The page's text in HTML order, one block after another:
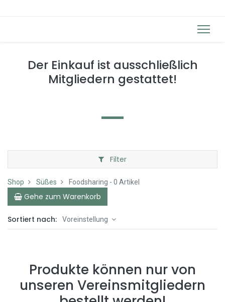
Der Einkauf ist ausschließlich
Mitgliedern gestattet!
Filter
Shop Süßes Foodsharing - 0 Artikel
Gehe zum Warenkorb
Sortiert nach: Voreinstellung
Produkte können nur von
unseren Vereinsmitgliedern